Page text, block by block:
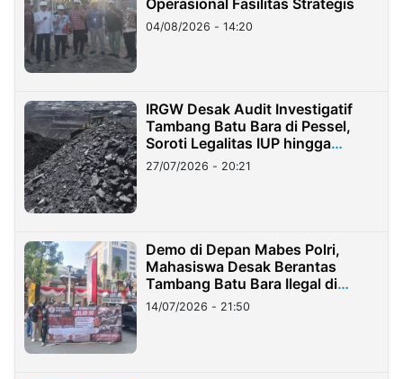
04/08/2026 - 14:20
IRGW Desak Audit Investigatif
Tambang Batu Bara di Pessel,
Soroti Legalitas IUP hingga
Stockpile
27/07/2026 - 20:21
Demo di Depan Mabes Polri,
Mahasiswa Desak Berantas
Tambang Batu Bara Ilegal di
Lampung
14/07/2026 - 21:50